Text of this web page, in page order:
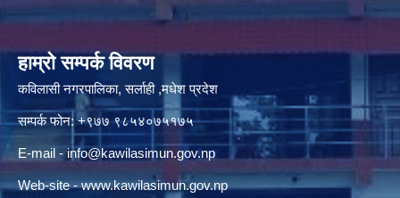
हाम्रो सम्पर्क विवरण
कविलासी नगरपालिका, सर्लाही ,मधेश प्रदेश
सम्पर्क फोन: +९७७ ९८५४०७५१७५
E-mail -info@kawilasimun.gov.np
Web-site -www.kawilasimun.gov.np